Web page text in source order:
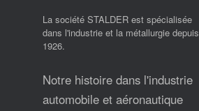
La société STALDER est spécialisée
dans l'industrie et la métallurgie depuis
1926.
Notre histoire dans l'industrie
automobile et aéronautique